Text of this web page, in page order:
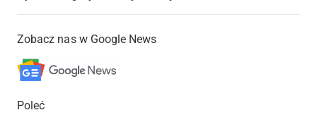
Zobacz nas w Google News
Poleć